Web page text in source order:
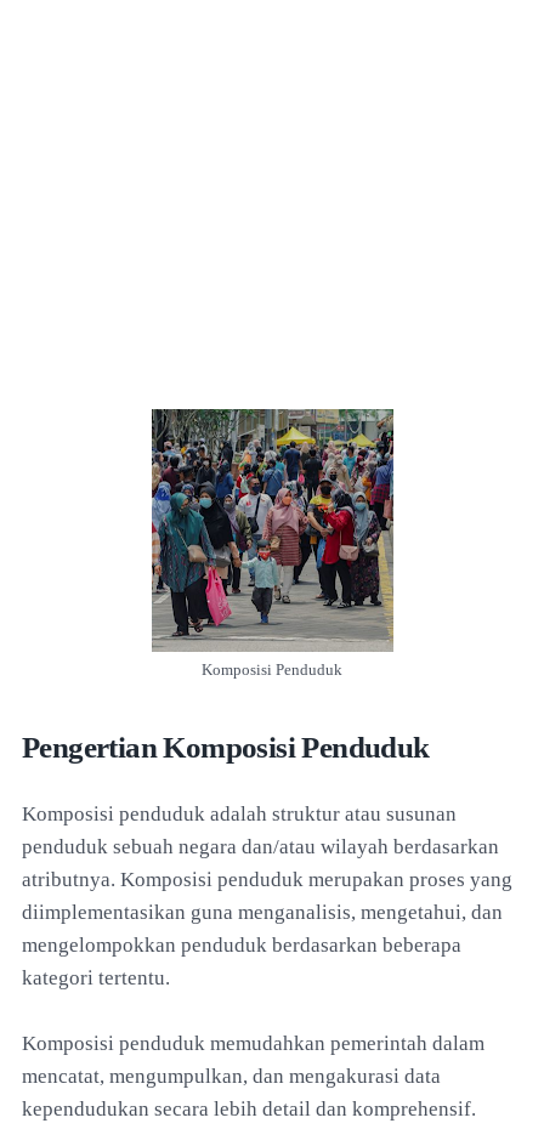
Komposisi Penduduk
Pengertian Komposisi Penduduk
Komposisi penduduk adalah struktur atau susunan
penduduk sebuah negara dan/atau wilayah berdasarkan
atributnya. Komposisi penduduk merupakan proses yang
diimplementasikan guna menganalisis, mengetahui, dan
mengelompokkan penduduk berdasarkan beberapa
kategori tertentu.
Komposisi penduduk memudahkan pemerintah dalam
mencatat, mengumpulkan, dan mengakurasi data
kependudukan secara lebih detail dan komprehensif.